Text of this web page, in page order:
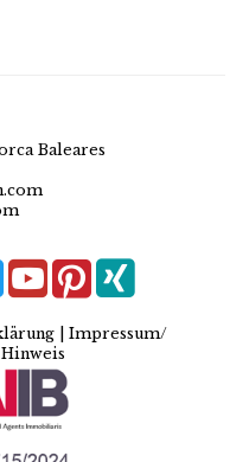
Baleares
| Impressum/